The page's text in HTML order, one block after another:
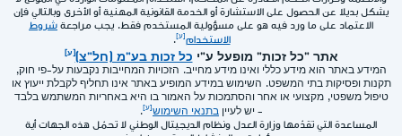
يشكل بديلا عن الحصول على الاستشارة أو الخدمة القانونية المهنية أو الأخرى وبالتالي فإن
الاعتماد على ما ورد فيه هو على مسؤولية المستخدم فقط. يجب مراجعة شروط
الاستخدام
.
אתר "כל זכות" מופעל ע"י כל זכות בע"מ (חל"צ)
המידע באתר הוא מידע כללי ואינו מידע מחייב. הזכויות המחייבות נקבעות על-פי חוק,
תקנות ופסיקות בתי המשפט. השימוש במידע המופיע באתר אינו תחליף לקבלת ייעוץ או
טיפול משפטי, מקצועי או אחר והסתמכות על האמור בו היא באחריות המשתמש בלבד
- יש לעיין בתנאי השימוש
.
المساعدة التي تقدّمها وزارة العدل ونظام الديجيتال الوطني لا تحمّل هذه الجهات أية